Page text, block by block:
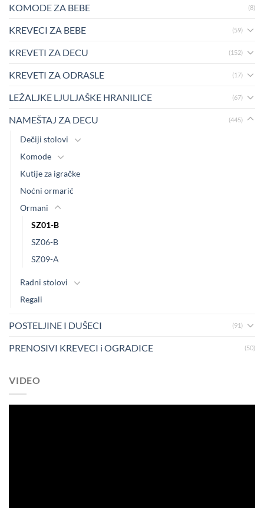
KOMODE ZA BEBE (8)
KREVECI ZA BEBE (59)
KREVETI ZA DECU (152)
KREVETI ZA ODRASLE (17)
LEŽALJKE LJULJAŠKE HRANILICE (67)
NAMEŠTAJ ZA DECU (445)
Dečiji stolovi
Komode
Kutije za igračke
Noćni ormarić
Ormani
SZ01-B
SZ06-B
SZ09-A
Radni stolovi
Regali
POSTELJINE I DUŠECI (91)
PRENOSIVI KREVECI i OGRADICE (50)
VIDEO